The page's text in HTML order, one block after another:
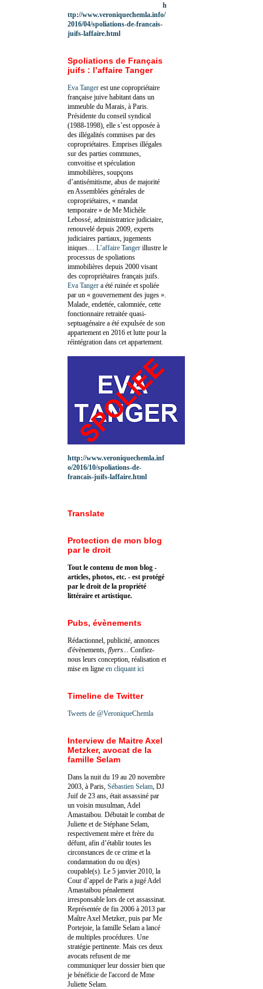
h
ttp://www.veroniquechemla.info/
2016/04/spoliations-de-francais-
juifs-laffaire.html
Spoliations de Français
juifs : l’affaire Tanger
Eva Tanger est une copropriétaire
française juive habitant dans un
immeuble du Marais, à Paris.
Présidente du conseil syndical
(1988-1998), elle s’est opposée à
des illégalités commises par des
copropriétaires. Emprises illégales
sur des parties communes,
convoitise et spéculation
immobilières, soupçons
d’antisémitisme, abus de majorité
en Assemblées générales de
copropriétaires, « mandat
temporaire » de Me Michèle
Lebossé, administratrice judiciaire,
renouvelé depuis 2009, experts
judiciaires partiaux, jugements
iniques… L’affaire Tanger illustre le
processus de spoliations
immobilières depuis 2000 visant
des copropriétaires français juifs.
Eva Tanger a été ruinée et spoliée
par un « gouvernement des juges ».
Malade, endettée, calomniée, cette
fonctionnaire retraitée quasi-
septuagénaire a été expulsée de son
appartement en 2016 et lutte pour la
réintégration dans cet appartement.
http://www.veroniquechemla.inf
o/2016/10/spoliations-de-
francais-juifs-laffaire.html
Translate
Protection de mon blog
par le droit
Tout le contenu de mon blog -
articles, photos, etc. - est protégé
par le droit de la propriété
littéraire et artistique.
Pubs, évènements
Rédactionnel, publicité, annonces
d'évènements, flyers ... Confiez-
nous leurs conception, réalisation et
mise en ligne en cliquant ici
Timeline de Twitter
Tweets de @VeroniqueChemla
Interview de Maitre Axel
Metzker, avocat de la
famille Selam
Dans la nuit du 19 au 20 novembre
2003, à Paris, Sébastien Selam , DJ
Juif de 23 ans, était assassiné par
un voisin musulman, Adel
Amastaibou. Débutait le combat de
Juliette et de Stéphane Selam,
respectivement mère et frère du
défunt, afin d’établir toutes les
circonstances de ce crime et la
condamnation du ou d(es)
coupable(s). Le 5 janvier 2010, la
Cour d’appel de Paris a jugé Adel
Amastaibou pénalement
irresponsable lors de cet assassinat.
Représentée de fin 2006 à 2013 par
Maître Axel Metzker, puis par Me
Portejoie, la famille Selam a lancé
de multiples procédures. Une
stratégie pertinente. Mais ces deux
avocats refusent de me
communiquer leur dossier bien que
je bénéficie de l'accord de Mme
Juliette Selam.